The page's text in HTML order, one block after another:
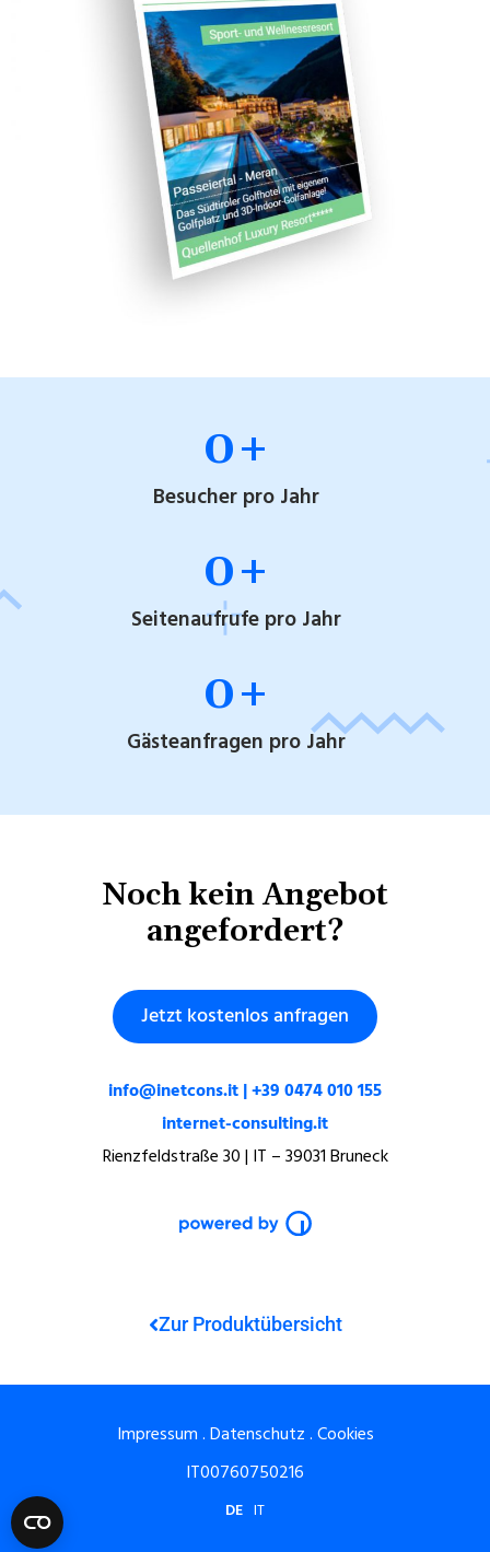
Besucher pro Jahr
0+
Seitenaufrufe pro Jahr
0+
Gästeanfragen pro Jahr
0+
Noch kein Angebot
angefordert?
Jetzt kostenlos anfragen
info@inetcons.it | +39 0474 010 155
internet-consulting.it
Rienzfeldstraße 30 | IT – 39031 Bruneck
Zur Produktübersicht
Impressum.Datenschutz.Cookies
IT00760750216
DE IT